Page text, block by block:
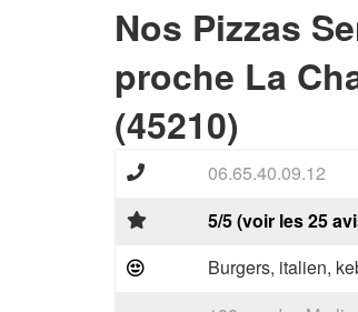
Nos Pizzas
proche La
(45210)
06.65.40.09.12
5/5 (voir les 25
Burgers, italien,